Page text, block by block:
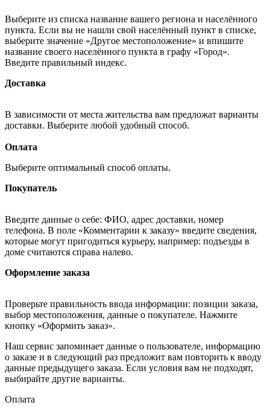
Выберите из списка название вашего региона и населённого
пункта. Если вы не нашли свой населённый пункт в списке,
выберите значение «Другое местоположение» и впишите
название своего населённого пункта в графу «Город».
Введите правильный индекс.
Доставка
В зависимости от места жительства вам предложат варианты
доставки. Выберите любой удобный способ.
Оплата
Выберите оптимальный способ оплаты.
Покупатель
Введите данные о себе: ФИО, адрес доставки, номер
телефона. В поле «Комментарии к заказу» введите сведения,
которые могут пригодиться курьеру, например: подъезды в
доме считаются справа налево.
Оформление заказа
Проверьте правильность ввода информации: позиции заказа,
выбор местоположения, данные о покупателе. Нажмите
кнопку «Оформить заказ».
Наш сервис запоминает данные о пользователе, информацию
о заказе и в следующий раз предложит вам повторить к вводу
данные предыдущего заказа. Если условия вам не подходят,
выбирайте другие варианты.
Оплата